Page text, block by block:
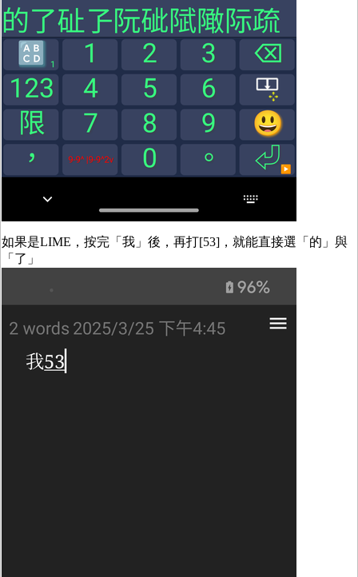
如果是LIME，按完「我」後，再打[53]，就能直接選「的」與
「了」